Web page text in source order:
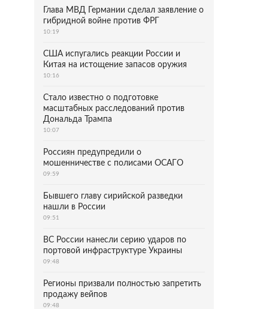
Глава МВД Германии сделал заявление о
гибридной войне против ФРГ
10:19
США испугались реакции России и
Китая на истощение запасов оружия
10:16
Стало известно о подготовке
масштабных расследований против
Дональда Трампа
10:07
Россиян предупредили о
мошенничестве с полисами ОСАГО
09:59
Бывшего главу сирийской разведки
нашли в России
09:51
ВС России нанесли серию ударов по
портовой инфраструктуре Украины
09:48
Регионы призвали полностью запретить
продажу вейпов
09:48